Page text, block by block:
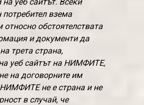
потребител взема
обстоятелствата
и документи да
трета страна,
уеб сайтът на НИМФИТЕ,
на договорните им
не е страна и не
в случай, че